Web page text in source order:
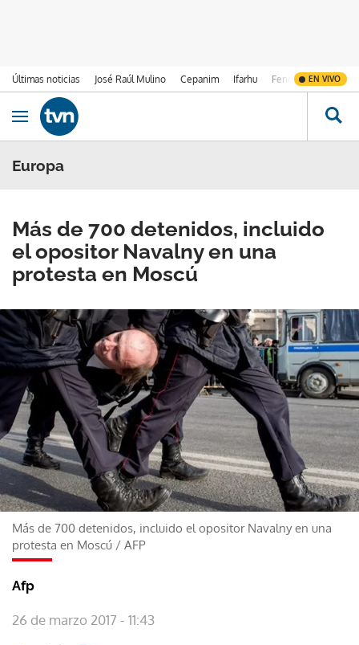
Últimas noticias José Raúl Mulino Cepanim Ifarhu Fenómeno de El
EN VIVO
Ir al contenido
Obrir navegació
Europa
Más de 700 detenidos, incluido
el opositor Navalny en una
protesta en Moscú
Más de 700 detenidos, incluido el opositor Navalny en una
protesta en Moscú / AFP
Afp
26 de marzo 2017 - 11:43